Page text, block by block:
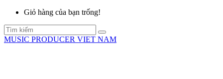
Giỏ hàng của bạn trống!
MUSIC PRODUCER VIET NAM